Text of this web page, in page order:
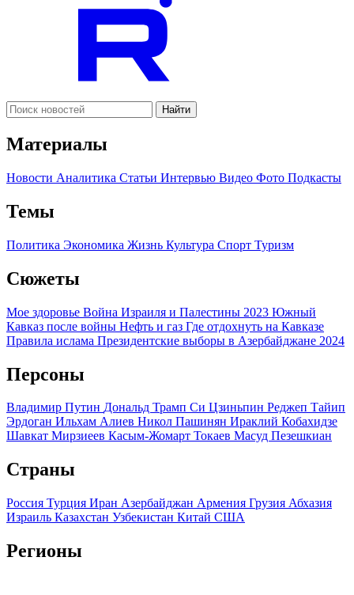
Найти
Материалы
Новости Аналитика Статьи Интервью Видео Фото Подкасты
Темы
Политика Экономика Жизнь Культура Спорт Туризм
Сюжеты
Мое здоровье Война Израиля и Палестины 2023 Южный
Кавказ после войны Нефть и газ Где отдохнуть на Кавказе
Правила ислама Президентские выборы в Азербайджане 2024
Персоны
Владимир Путин Дональд Трамп Си Цзиньпин Реджеп Тайип
Эрдоган Ильхам Алиев Никол Пашинян Ираклий Кобахидзе
Шавкат Мирзиеев Касым-Жомарт Токаев Масуд Пезешкиан
Страны
Россия Турция Иран Азербайджан Армения Грузия Абхазия
Израиль Казахстан Узбекистан Китай США
Регионы